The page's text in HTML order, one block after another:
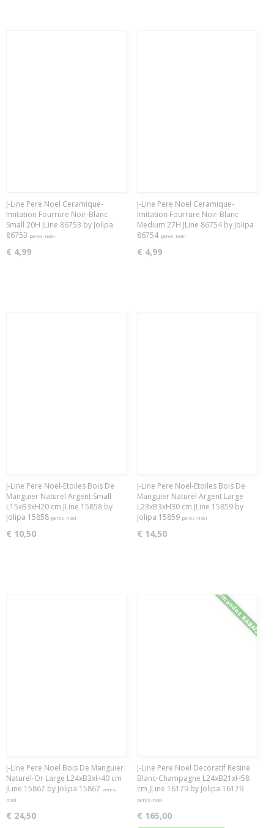
J-Line Pere Noel Ceramique-
Imitation Fourrure Noir-Blanc
Small 20H JLine 86753 by Jolipa
86753 peres-noël
€ 4,99
J-Line Pere Noel Ceramique-
Imitation Fourrure Noir-Blanc
Medium 27H JLine 86754 by Jolipa
86754 peres-noël
€ 4,99
J-Line Pere Noel-Etoiles Bois De
Manguier Naturel Argent Small
L15xB3xH20 cm JLine 15858 by
Jolipa 15858 peres-noël
€ 10,50
J-Line Pere Noel-Etoiles Bois De
Manguier Naturel Argent Large
L23xB3xH30 cm JLine 15859 by
Jolipa 15859 peres-noël
€ 14,50
J-Line Pere Noel Bois De Manguier
Naturel-Or Large L24xB3xH40 cm
JLine 15867 by Jolipa 15867 peres-
noël
€ 24,50
Demandez RABAIS
J-Line Pere Noel Decoratif Resine
Blanc-Champagne L24xB21xH58
cm JLine 16179 by Jolipa 16179
peres-noël
€ 165,00